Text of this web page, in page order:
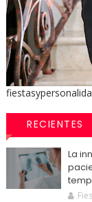
RECIENTES
La